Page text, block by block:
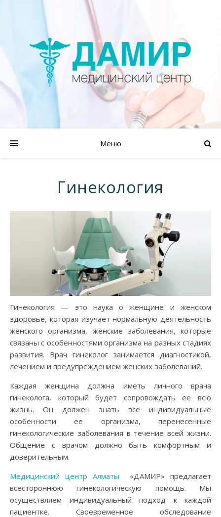
Меню
Гинекология
Гинекология — это наука о женщине и женском
здоровье, которая изучает нормальную деятельность
женского организма, женские заболевания, которые
связаны с особенностями организма на разных стадиях
развития. Врач гинеколог занимается диагностикой,
лечением и предупреждением женских заболеваний.
Каждая женщина должна иметь личного врача
гинеколога, который будет сопровождать ее всю
жизнь. Он должен знать все индивидуальные
особенности ее организма, перенесенные
гинекологические заболевания в течение всей жизни.
Общение с врачом должно быть комфортным и
доверительным.
Медицинский центр Алматы
«ДАМИР» предлагает
всестороннюю гинекологическую помощь. Мы
осуществляем индивидуальный подход к каждой
пациентке. Своевременное обследование